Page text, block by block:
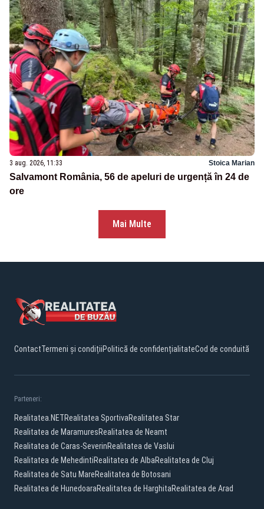
3 aug. 2026, 11:33 Stoica Marian
Salvamont România, 56 de apeluri de urgență în 24 de
ore
Mai Multe
ContactTermeni și condițiiPolitică de confidențialitateCod de conduită
Parteneri:
Realitatea.NETRealitatea SportivaRealitatea Star
Realitatea de MaramuresRealitatea de Neamt
Realitatea de Caras-SeverinRealitatea de Vaslui
Realitatea de MehedintiRealitatea de AlbaRealitatea de Cluj
Realitatea de Satu MareRealitatea de Botosani
Realitatea de HunedoaraRealitatea de HarghitaRealitatea de Arad